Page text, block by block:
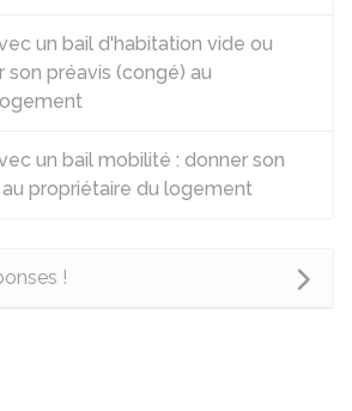
un bail d'habitation vide ou
son préavis (congé) au
un bail mobilité : donner son
propriétaire du logement
!